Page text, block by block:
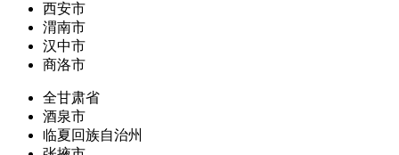
西安市
渭南市
汉中市
商洛市
全甘肃省
酒泉市
临夏回族自治州